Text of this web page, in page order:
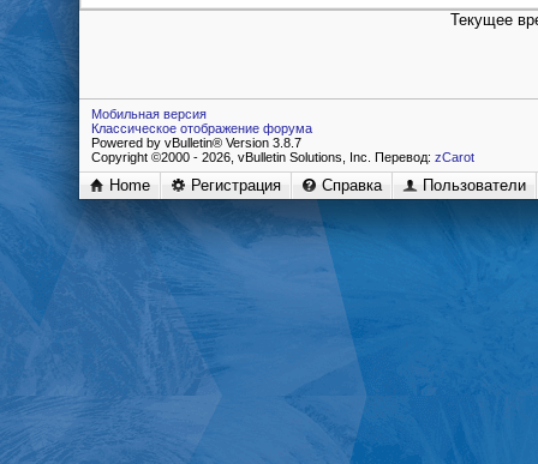
Текущее
Мобильная версия
Классическое отображение форума
Powered by vBulletin® Version 3.8.7
Copyright ©2000 - 2026, vBulletin Solutions, Inc. Перевод: zCarot
Home Регистрация Справка Пользователи